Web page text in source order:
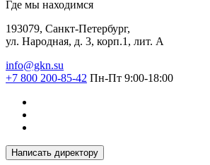
Где мы находимся
193079, Санкт-Петербург,
ул. Народная, д. 3, корп.1, лит. А
info@gkn.su
+7 800 200-85-42 Пн-Пт 9:00-18:00
Написать директору